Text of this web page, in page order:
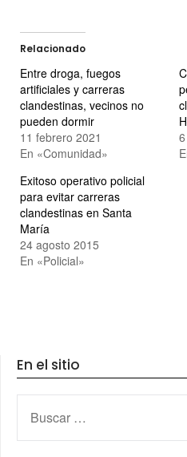
Relacionado
Entre droga, fuegos
artificiales y carreras
clandestinas, vecinos no
pueden dormir
11 febrero 2021
En «Comunidad»
Exitoso operativo policial
para evitar carreras
clandestinas en Santa
María
24 agosto 2015
En «Policial»
En el sitio